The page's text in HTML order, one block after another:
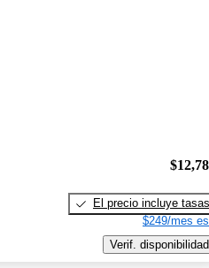
El precio incluye tasas
$249/mes
Verif. disponibilidad